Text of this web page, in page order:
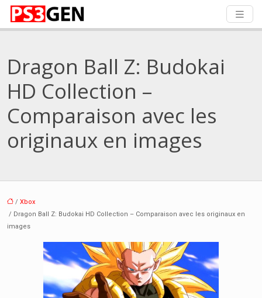
Dragon Ball Z: Budokai
HD Collection –
Comparaison avec les
originaux en images
/ Xbox
/ Dragon Ball Z: Budokai HD Collection – Comparaison avec les originaux en
images